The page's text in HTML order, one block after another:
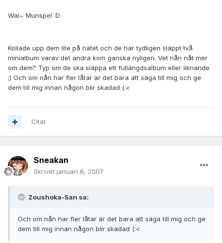
Wai~ Munspel :D
Kollade upp dem lite på nätet och de har tydligen släppt två
minialbum varav det andra kom ganska nyligen. Vet nån nåt mer
om dem? Typ om de ska släppa ett fullängdsalbum eller liknande
;) Och om nån har fler låtar är det bara att säga till mig och ge
dem till mig innan någon blir skadad (:<
Citat
Sneakan
Skrivet januari 8, 2007
Zoushoka-San sa:
Och om nån har fler låtar är det bara att säga till mig och ge
dem till mig innan någon blir skadad (:<